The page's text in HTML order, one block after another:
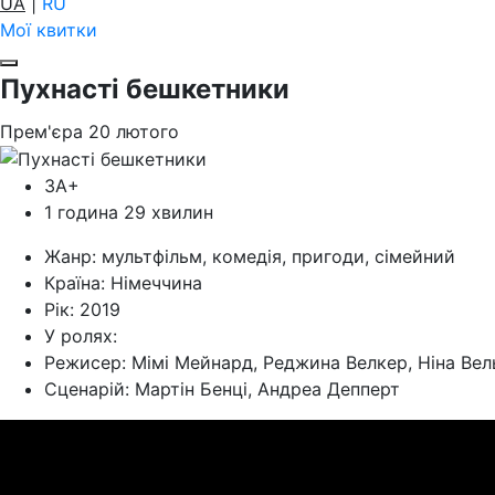
Мої квитки
Пухнасті бешкетники
Прем'єра 20 лютого
ЗА+
1 година 29 хвилин
Жанр: мультфільм, комедія, пригоди, сімейний
Країна: Німеччина
Рік: 2019
У ролях:
Режисер: Мімі Мейнард, Реджина Велкер, Ніна
Cценарій: Мартін Бенці, Андреа Депперт